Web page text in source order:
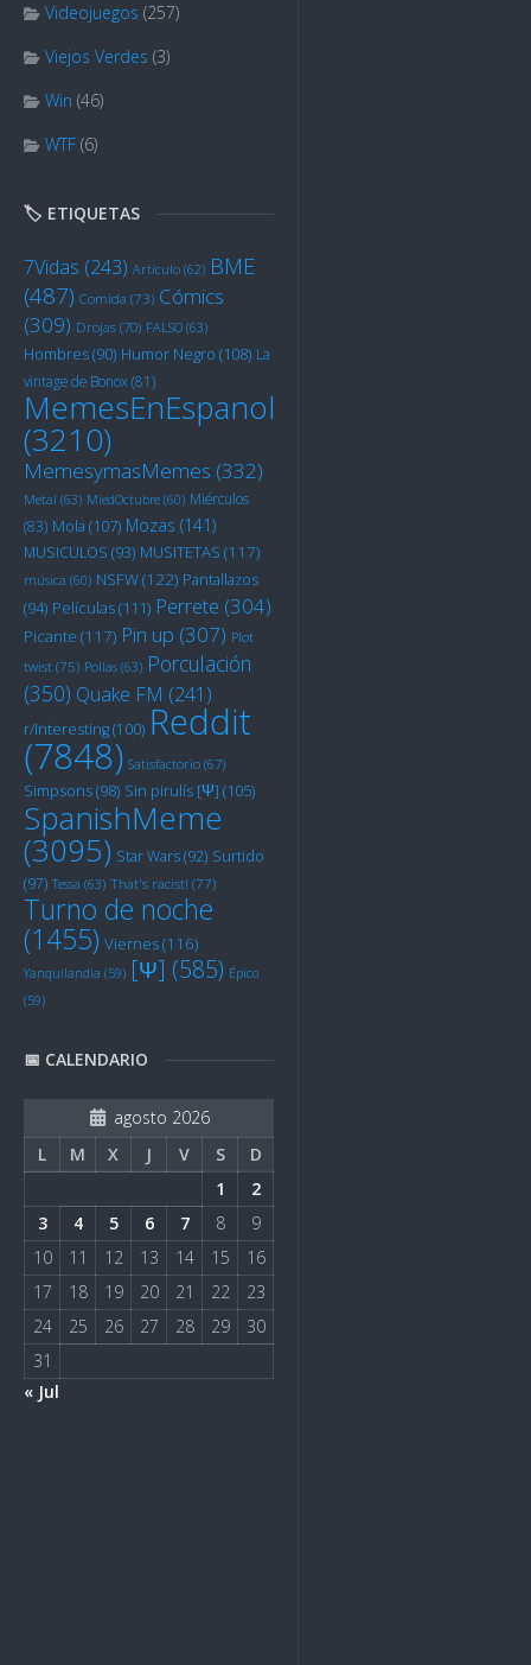
Videojuegos (257)
Viejos Verdes (3)
Win (46)
WTF (6)
🏷️ ETIQUETAS
7Vidas (243) Artículo (62) BME
(487) Comida (73) Cómics
(309) Drojas (70) FALSO (63)
Hombres(90) Humor Negro (108) La
vintage de Bonox(81)
MemesEnEspanol
(3210)
MemesymasMemes (332)
Metal (63) MiedOctubre (60) Miérculos
(83) Mola (107) Mozas (141)
MUSICULOS (93) MUSITETAS (117)
música (60) NSFW(122) Pantallazos
(94) Películas(111) Perrete (304)
Picante (117) Pin up (307) Plot
twist (75) Pollas (63) Porculación
(350) Quake FM (241)
r/Interesting(100) Reddit
(7848) Satisfactorio (67)
Simpsons(98) Sin pirulís [Ψ] (105)
SpanishMeme
(3095) Star Wars(92) Surtido
(97) Tessa (63) That's racist! (77)
Turno de noche
(1455) Viernes(116)
Yanquilandia (59) [Ψ] (585) Épico
(59)
📅 CALENDARIO
agosto 2026
L
M X J V S
D
1
2
3
4 5 6 7 8
9
10
11 12 13 14 15
16
17
18 19 20 21 22
23
24
25 26 27 28 29
30
31
« Jul